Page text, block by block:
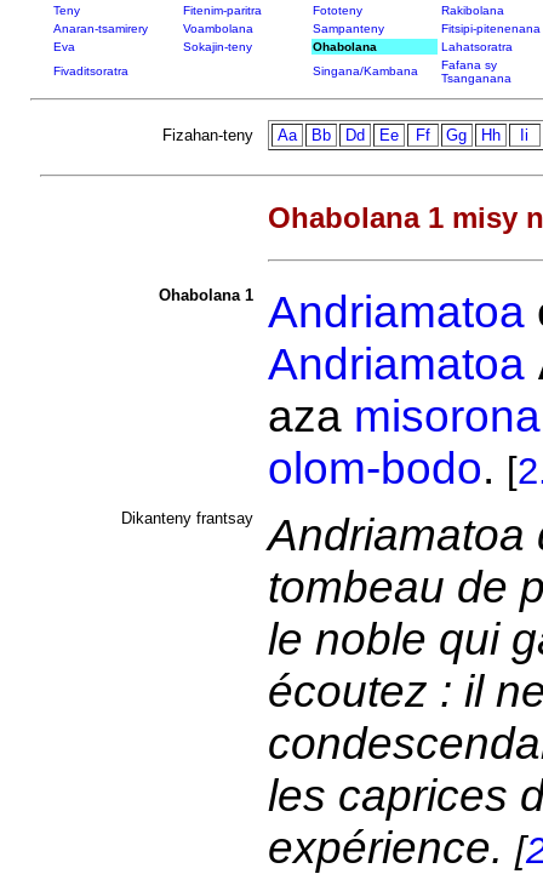
Teny Fitenim-paritra Fototeny
Rakibolana
Anaran-tsamirery
Voambolana Sampanteny
Fitsipi-pitenenana
Eva
Sokajin-teny Ohabolana
Lahatsoratra
Fivaditsoratra
Singana/Kambana
Fafana sy
Tsanganana
Fizahan-teny Aa Bb Dd Ee Ff Gg Hh Ii
Ohabolana 1 misy
Ohabolana 1 Andriamatoa
Andriamatoa
aza misorona
olom-bodo. [
Dikanteny frantsay
Andriamatoa
tombeau de
le noble qui
écoutez : il
les caprices
expérience. [